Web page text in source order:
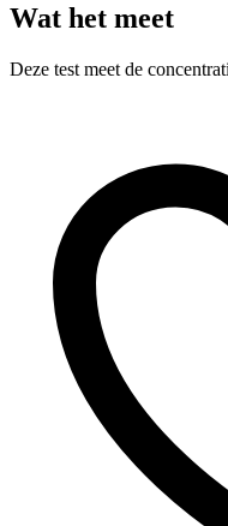
Wat het meet
Deze test meet de